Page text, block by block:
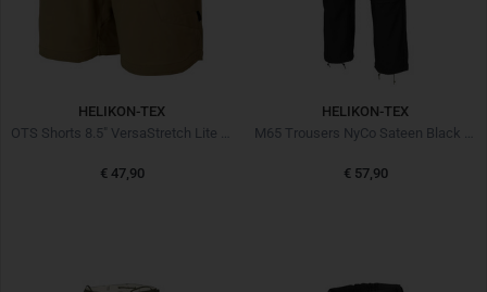
HELIKON-TEX
OTS Shorts 8.5" VersaStretch Lite Mud Brown
€ 47,90
HELIKON-TEX
M65 Trousers NyCo Sateen Black Schwarz
€ 57,90